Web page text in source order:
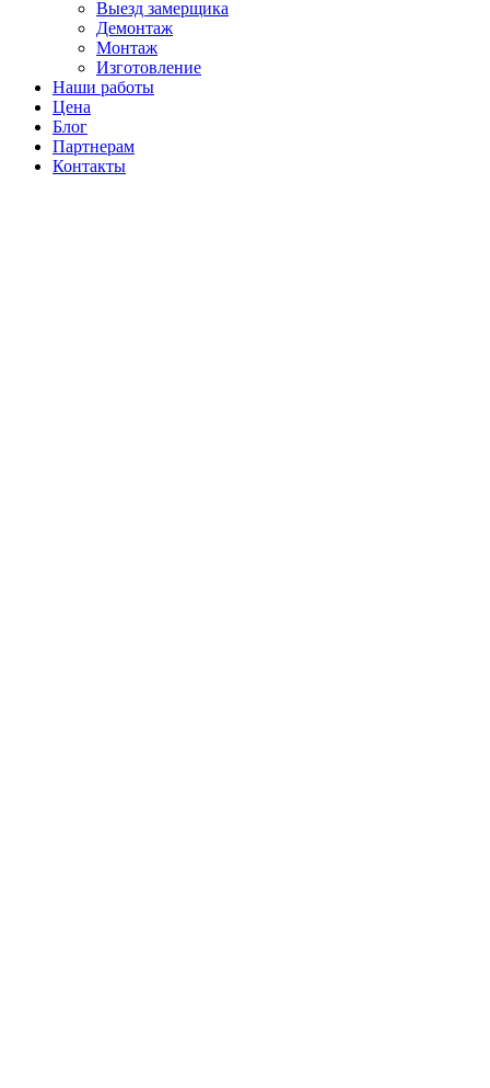
Выезд замерщика
Демонтаж
Монтаж
Изготовление
Наши работы
Цена
Блог
Партнерам
Контакты